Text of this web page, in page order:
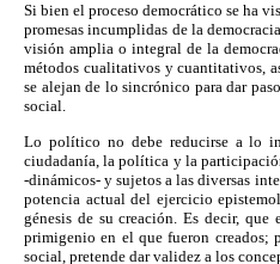
Si bien el proceso democrático se ha
promesas incumplidas de la
visión amplia o integral de la
métodos cualitativos y cuantitativos,
se alejan de lo sincrónico para dar
social.
Lo político no debe reducirse a lo
ciudadanía, la política y la
-dinámicos- y sujetos a las diversas
potencia actual del ejercicio
génesis de su creación. Es decir,
primigenio en el que fueron creados;
social, pretende dar validez a los